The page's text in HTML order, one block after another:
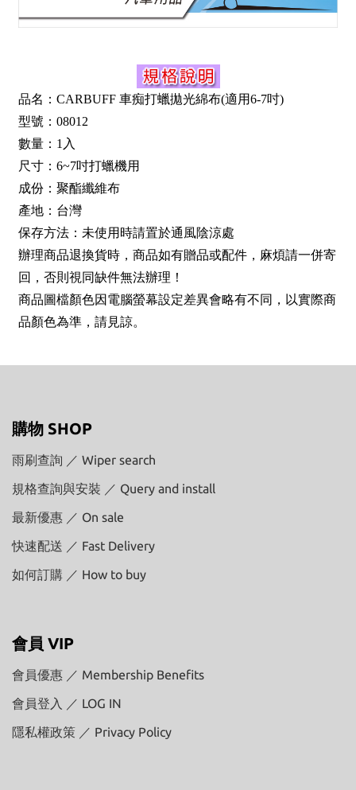
品名：CARBUFF 車痴打蠟拋光綿布(適用6-7吋)
型號：08012
數量：1入
尺寸：6~7吋打蠟機用
成份：聚酯纖維布
產地：台灣
保存方法：未使用時請置於通風陰涼處
辦理商品退換貨時，商品如有贈品或配件，麻煩請一併寄
回，否則視同缺件無法辦理！
商品圖檔顏色因電腦螢幕設定差異會略有不同，以實際商
品顏色為準，請見諒。
購物 SHOP
雨刷查詢 ／ Wiper search
規格查詢與安裝 ／ Query and install
最新優惠 ／ On sale
快速配送 ／ Fast Delivery
如何訂購 ／ How to buy
會員 VIP
會員優惠 ／ Membership Benefits
會員登入 ／ LOG IN
隱私權政策 ／ Privacy Policy